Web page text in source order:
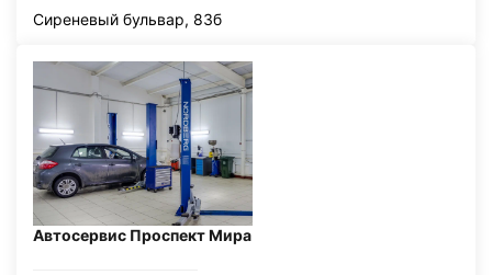
Сиреневый бульвар, 83б
Автосервис Проспект Мира